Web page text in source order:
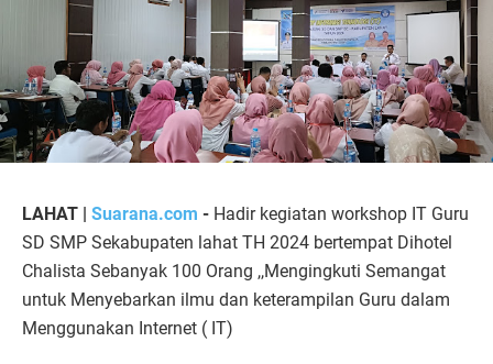
LAHAT | Suarana.com - Hadir kegiatan workshop IT Guru
SD SMP Sekabupaten lahat TH 2024 bertempat Dihotel
Chalista Sebanyak 100 Orang ,,Mengingkuti Semangat
untuk Menyebarkan ilmu dan keterampilan Guru dalam
Menggunakan Internet ( IT)